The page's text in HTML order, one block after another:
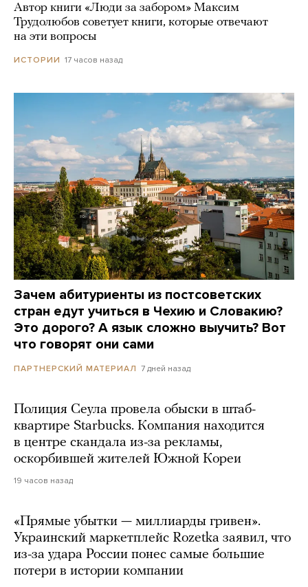
Автор книги «Люди за забором» Максим
Трудолюбов советует книги, которые отвечают
на эти вопросы
ИСТОРИИ 17 часов назад
Зачем абитуриенты из постсоветских
стран едут учиться в Чехию и Словакию?
Это дорого? А язык сложно выучить? Вот
что говорят они сами
ПАРТНЕРСКИЙ МАТЕРИАЛ 7 дней назад
Полиция Сеула провела обыски в штаб-
квартире Starbucks. Компания находится
в центре скандала из-за рекламы,
оскорбившей жителей Южной Кореи
19 часов назад
«Прямые убытки — миллиарды гривен».
Украинский маркетплейс Rozetka заявил, что
из-за удара России понес самые большие
потери в истории компании